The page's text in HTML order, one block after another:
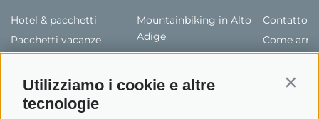
Utilizziamo i cookie e altre
tecnologie
Hotel & pacchetti
Pacchetti vacanze
Hot Deals
Bike & Work
Mountainbiking in Alto
Adige
In bici da corsa in Alto
Ciclabili in Alto Adige
Contatto
Come
Eventi